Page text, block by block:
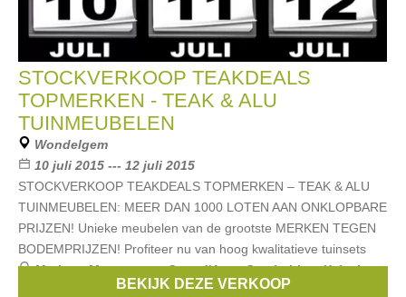
STOCKVERKOOP TEAKDEALS
TOPMERKEN - TEAK & ALU
TUINMEUBELEN
Wondelgem
10 juli 2015 --- 12 juli 2015
STOCKVERKOOP TEAKDEALS TOPMERKEN – TEAK & ALU
TUINMEUBELEN: MEER DAN 1000 LOTEN AAN ONKLOPBARE
PRIJZEN! Unieke meubelen van de grootste MERKEN TEGEN
BODEMPRIJZEN! Profiteer nu van hoog kwalitatieve tuinsets
Merken:Mamagreen,Cote d'Azur,Castle-Line,Xcluziv,
BEKIJK DEZE VERKOOP